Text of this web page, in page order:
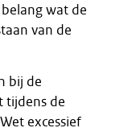
wat de
van de
bij de
tijdens de
excessief